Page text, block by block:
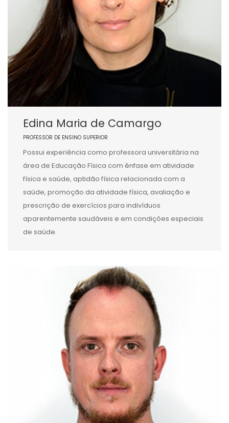
Edina Maria de Camargo
PROFESSOR DE ENSINO SUPERIOR
Possui experiência como professora universitária na
área de Educação Física com ênfase em atividade
física e saúde, aptidão física relacionada com a
saúde, promoção da atividade física, avaliação e
prescrição de exercícios para indivíduos
aparentemente saudáveis e em condições especiais
de saúde.